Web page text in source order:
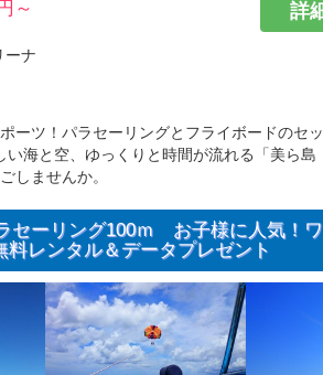
円～
ーナ
詳
ーツ！パラセーリングとフライボードのセ
い海と空、ゆっくりと時間が流れる「美ら島
しませんか。
セーリング100ｍ お子様に人気！
レンタル＆データプレゼント